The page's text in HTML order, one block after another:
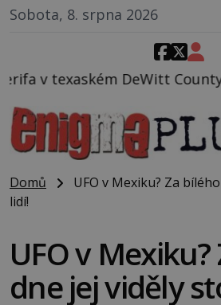
Sobota, 8. srpna 2026
County pořizuje video, na
Domů
UFO v Mexiku? Za
lidí!
UFO v
dne jej viděly